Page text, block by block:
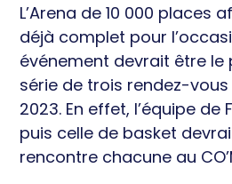
L’Arena de 10 000 places
déjà complet pour
événement devrait être le
série de trois rendez-
2023. En effet, l’équipe de
puis celle de basket
rencontre chacune au